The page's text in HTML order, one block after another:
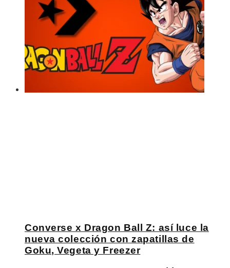
Converse x Dragon Ball Z: así luce la
nueva colección con zapatillas de
Goku, Vegeta y Freezer